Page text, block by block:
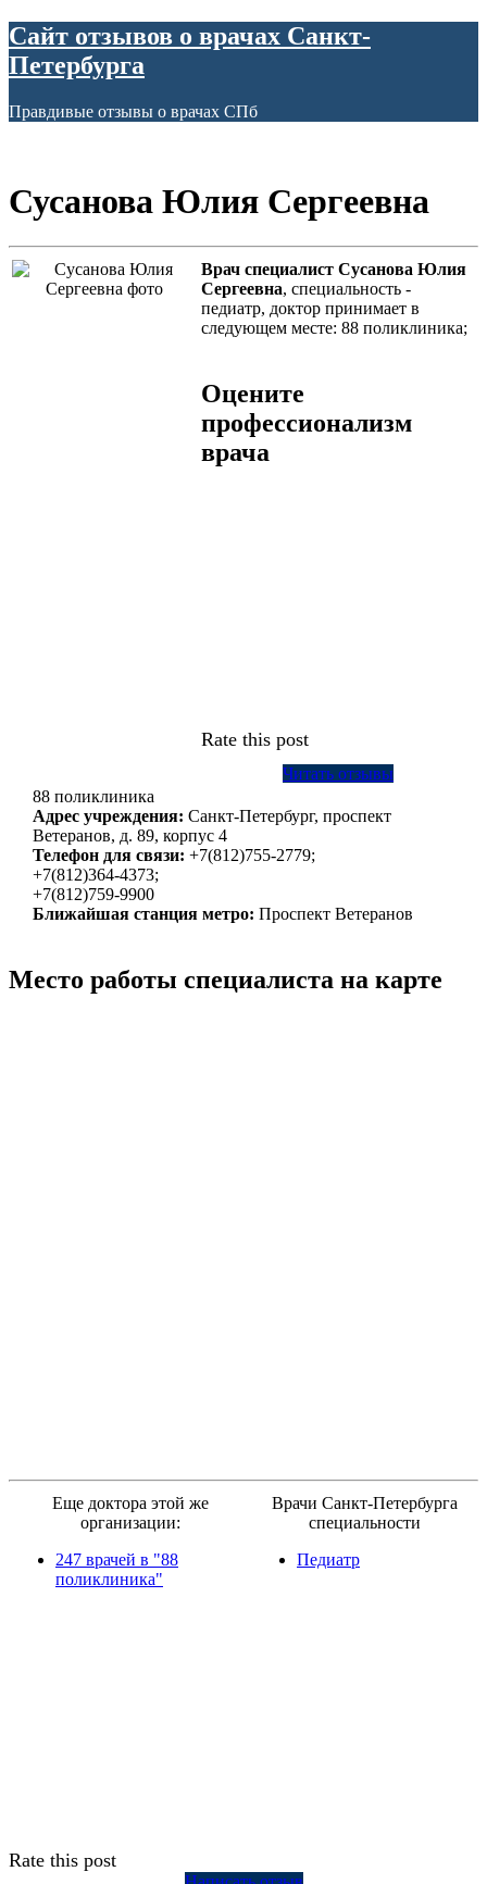
Сайт отзывов о врачах Санкт-
Петербурга
Правдивые отзывы о врачах СПб
Сусанова Юлия Сергеевна
Врач специалист Сусанова Юлия
Сергеевна, специальность -
педиатр, доктор принимает в
следующем месте: 88 поликлиника;
Оцените
профессионализм
врача
Rate this post
Читать отзывы
88 поликлиника
Адрес учреждения: Санкт-Петербург, проспект
Ветеранов, д. 89, корпус 4
Телефон для связи: +7(812)755-2779;
+7(812)364-4373;
+7(812)759-9900
Ближайшая станция метро: Проспект Ветеранов
Место работы специалиста на карте
Еще доктора этой же
организации:
247 врачей в "88
поликлиника"
Врачи Санкт-Петербурга
специальности
Педиатр
Rate this post